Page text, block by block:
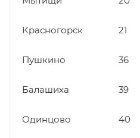
Красногорск 21
Пушкино 36
Балашиха 39
Одинцово 40